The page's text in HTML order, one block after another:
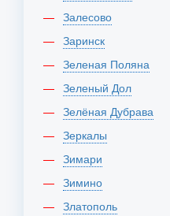
Залесово
Заринск
Зеленая Поляна
Зеленый Дол
Зелёная Дубрава
Зеркалы
Зимари
Зимино
Златополь